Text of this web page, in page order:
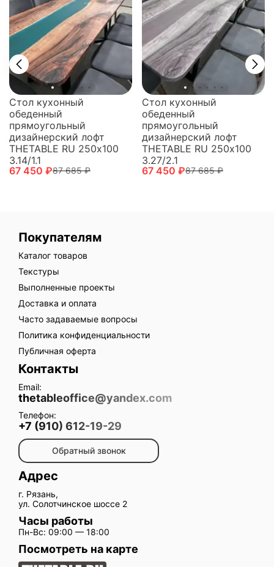
Стол кухонный
обеденный
прямоугольный
дизайнерский лофт
THETABLE RU 250х100
3.14/1.1
67 450 ₽87 685 ₽
Стол кухонный
обеденный
прямоугольный
дизайнерский лофт
THETABLE RU 250х100
3.27/2.1
67 450 ₽87 685 ₽
Покупателям
Каталог товаров
Текстуры
Выполненные проекты
Доставка и оплата
Часто задаваемые вопросы
Политика конфиденциальности
Публичная оферта
Контакты
Email:
thetableoffice@yandex.com
Телефон:
+7 (910) 612-19-29
Обратный звонок
Адрес
г. Рязань,
ул. Солотчинское шоссе 2
Часы работы
Пн-Вс: 09:00 — 18:00
Посмотреть на карте